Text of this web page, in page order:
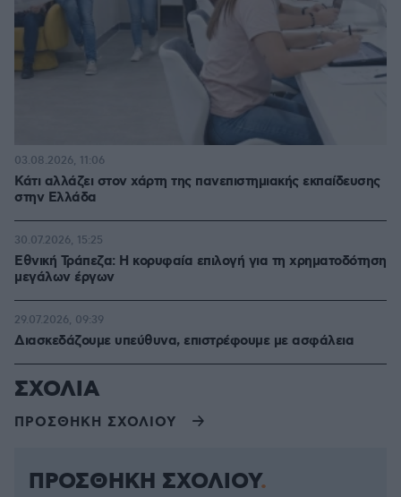
Κάτι αλλάζει στον χάρτη της πανεπιστημιακής εκπαίδευσης
στην Ελλάδα
03.08.2026, 11:06
Εθνική Τράπεζα: Η κορυφαία επιλογή για τη χρηματοδότηση
μεγάλων έργων
30.07.2026, 15:25
Διασκεδάζουμε υπεύθυνα, επιστρέφουμε με ασφάλεια
29.07.2026, 09:39
ΣΧΟΛΙΑ
ΠΡΟΣΘΗΚΗ ΣΧΟΛΙΟΥ
ΠΡΟΣΘΗΚΗ ΣΧΟΛΙΟΥ